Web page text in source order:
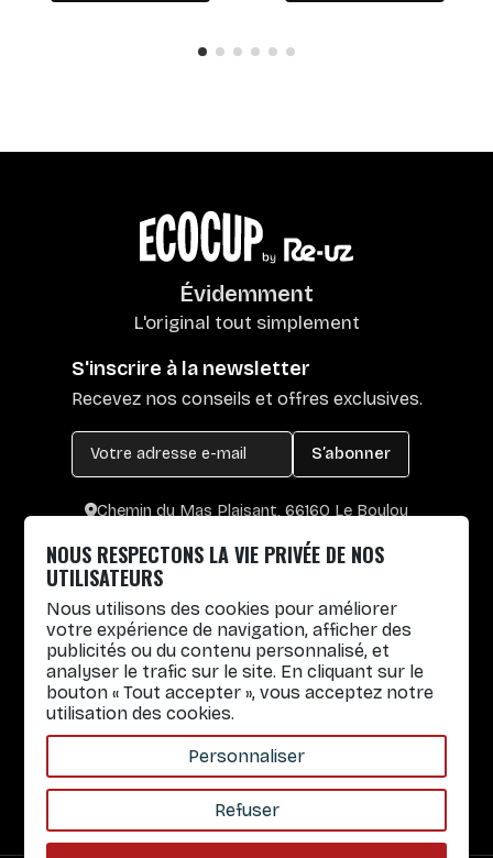
Évidemment
L'original tout simplement
S'inscrire à la newsletter
Recevez nos conseils et offres exclusives.
S’abonner
Chemin du Mas Plaisant, 66160 Le Boulou
Lun. au Vend. : 8h30-12h30 / 14h-17h
Gobelets réutilisables
Infos pratiques
Liens rapides
Nos Services
À propos
NOUS RESPECTONS LA VIE PRIVÉE DE NOS
UTILISATEURS
Nous utilisons des cookies pour améliorer
votre expérience de navigation, afficher des
publicités ou du contenu personnalisé, et
analyser le trafic sur le site. En cliquant sur le
bouton « Tout accepter », vous acceptez notre
utilisation des cookies.
Personnaliser
Refuser